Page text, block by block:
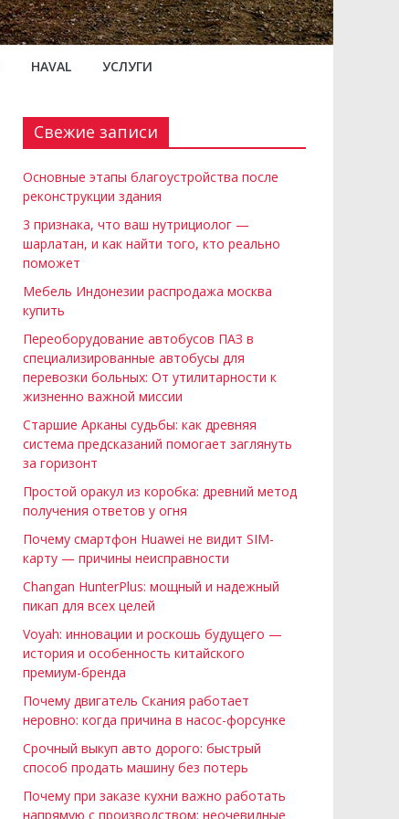
HAVAL УСЛУГИ
Свежие записи
Основные этапы благоустройства после
реконструкции здания
3 признака, что ваш нутрициолог —
шарлатан, и как найти того, кто реально
поможет
Мебель Индонезии распродажа москва
купить
Переоборудование автобусов ПАЗ в
специализированные автобусы для
перевозки больных: От утилитарности к
жизненно важной миссии
Старшие Арканы судьбы: как древняя
система предсказаний помогает заглянуть
за горизонт
Простой оракул из коробка: древний метод
получения ответов у огня
Почему смартфон Huawei не видит SIM-
карту — причины неисправности
Changan HunterPlus: мощный и надежный
пикап для всех целей
Voyah: инновации и роскошь будущего —
история и особенность китайского
премиум-бренда
Почему двигатель Скания работает
неровно: когда причина в насос-форсунке
Срочный выкуп авто дорого: быстрый
способ продать машину без потерь
Почему при заказе кухни важно работать
напрямую с производством: неочевидные